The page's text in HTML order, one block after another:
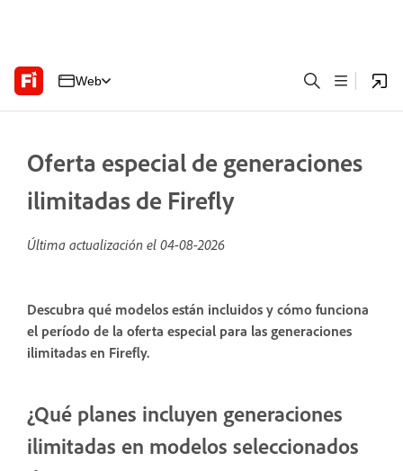
Web
Oferta especial de generaciones
ilimitadas de Firefly
Última actualización el 04-08-2026
Descubra qué modelos están incluidos y cómo funciona
el período de la oferta especial para las generaciones
ilimitadas en Firefly.
¿Qué planes incluyen generaciones
ilimitadas en modelos seleccionados